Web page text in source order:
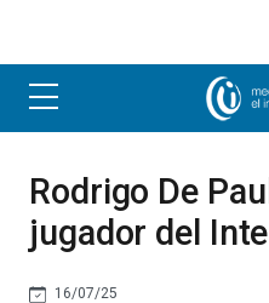
Rodrigo De
jugador del
16/07/25